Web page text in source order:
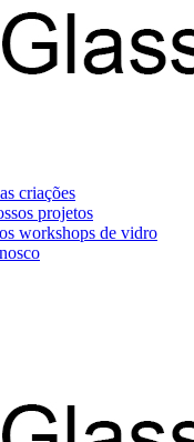
criações
projetos
workshops de vidro